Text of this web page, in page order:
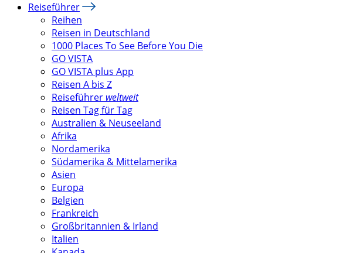
Reiseführer
Reihen
Reisen in Deutschland
1000 Places To See Before You Die
GO VISTA
GO VISTA plus App
Reisen A bis Z
Reiseführer weltweit
Reisen Tag für Tag
Australien & Neuseeland
Afrika
Nordamerika
Südamerika & Mittelamerika
Asien
Europa
Belgien
Frankreich
Großbritannien & Irland
Italien